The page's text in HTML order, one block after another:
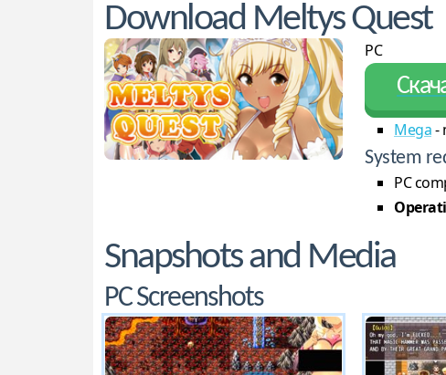
Download Meltys Quest
PC
Mega-
System
PC
Snapshots and Media
PC Screenshots